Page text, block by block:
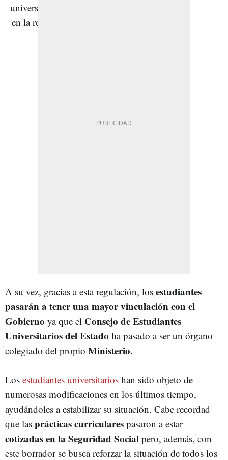
A su vez, gracias a esta regulación, los estudiantes
pasarán a tener una mayor vinculación con el
Gobierno ya que el Consejo de Estudiantes
Universitarios del Estado ha pasado a ser un órgano
colegiado del propio Ministerio.
Los estudiantes universitarios han sido objeto de
numerosas modificaciones en los últimos tiempo,
ayudándoles a estabilizar su situación. Cabe recordad
que las prácticas curriculares pasaron a estar
cotizadas en la Seguridad Social pero, además, con
este borrador se busca reforzar la situación de todos los